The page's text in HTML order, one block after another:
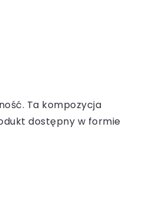
Ta kompozycja
dostępny w formie